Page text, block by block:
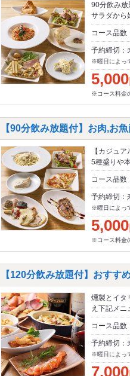
90分飲み放
サラダから
コース品数
予約締切：
※曜日によっ
5,000
※コース料金
【90分飲み放題付】お肉,お
【カジュ
5種盛りや
コース品数
予約締切：
※曜日によっ
5,000
※コース料金
【120分飲み放題付】おす
燻製とイタ
え下記メ
コース品数
予約締切：
※曜日によっ
7,000